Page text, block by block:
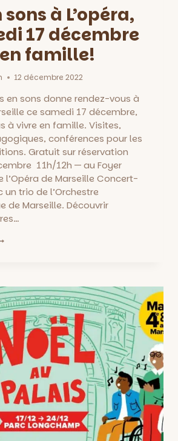
sons à L’opéra,
17 décembre
famille!
12 décembre 2022
en sons donne rendez-vous à
ce samedi 17 décembre,
à vivre en famille. Visites,
conférences pour les
Gratuit sur réservation
11h/12h — au Foyer
l’Opéra de Marseille Concert-
un trio de l’Orchestre
de Marseille. Découvrir